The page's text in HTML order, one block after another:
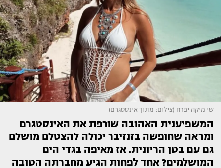
שי מיקה יפרח (צילום: מתוך אינסטגרם)
המשפיענית האהובה שורפת את האינסטגרם
ומראה שחופשה בזנזיבר יכולה להצטלם מושלם
גם עם בטן הריונית. אז מאיפה בגדי הים
המושלמים? אחד לפחות הגיע מחברתה הטובה